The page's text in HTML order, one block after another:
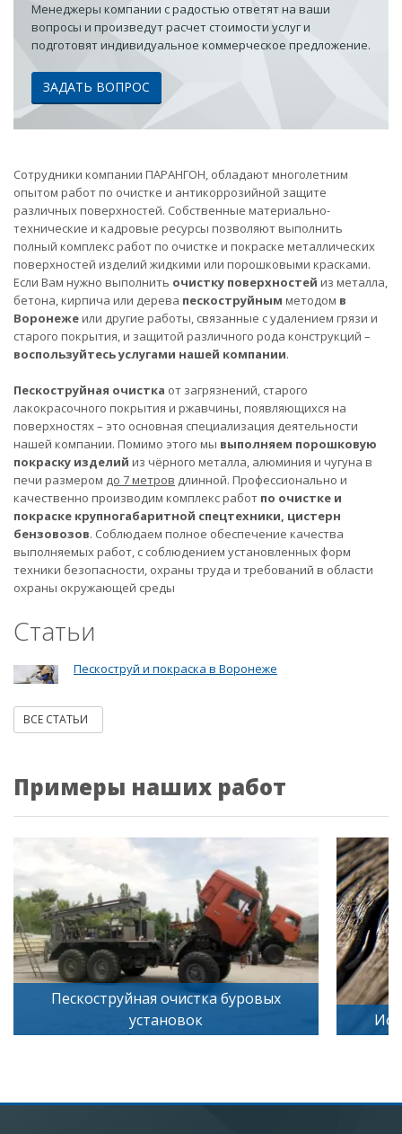
Менеджеры компании с радостью ответят на ваши
вопросы и произведут расчет стоимости услуг и
подготовят индивидуальное коммерческое предложение.
ЗАДАТЬ ВОПРОС
Сотрудники компании ПАРАНГОН, обладают многолетним
опытом работ по очистке и антикоррозийной защите
различных поверхностей. Собственные материально-
технические и кадровые ресурсы позволяют выполнить
полный комплекс работ по очистке и покраске металлических
поверхностей изделий жидкими или порошковыми красками.
Если Вам нужно выполнить очистку поверхностей из металла,
бетона, кирпича или дерева пескоструйным методом в
Воронежеили другие работы, связанные с удалением грязи и
старого покрытия, и защитой различного рода конструкций –
воспользуйтесь услугами нашей компании.
Пескоструйная очистка от загрязнений, старого
лакокрасочного покрытия и ржавчины, появляющихся на
поверхностях – это основная специализация деятельности
нашей компании. Помимо этого мы выполняем порошковую
покраску изделий из чёрного металла, алюминия и чугуна в
печи размером до 7 метров длинной. Профессионально и
качественно производим комплекс работ по очистке и
покраске крупногабаритной спецтехники, цистерн
бензовозов. Соблюдаем полное обеспечение качества
выполняемых работ, с соблюдением установленных форм
техники безопасности, охраны труда и требований в области
охраны окружающей среды
Статьи
Пескоструй и покраска в Воронеже
ВСЕ СТАТЬИ
Примеры наших работ
буровых
Искусственное старение дерева